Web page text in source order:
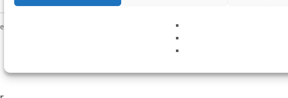
och webbplats i denna webbläsare till nästa gång jag skriver en kommentar.